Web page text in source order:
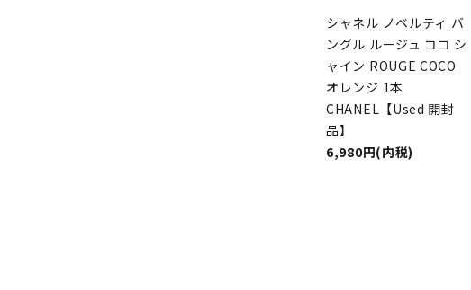
シャネル ノベルティ バ
ングル ルージュ ココ シ
ャイン ROUGE COCO
オレンジ 1本
CHANEL【Used 開封
品】
6,980円(内税)